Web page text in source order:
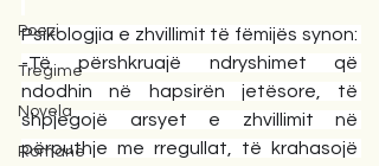
Poezi
Tregime
Novela
Romane
Psikologjia e zhvillimit të fëmijës synon:
-Të përshkruajë ndryshimet që
ndodhin në hapsirën jetësore, të
shpjegojë arsyet e zhvillimit në
përputhje me rregullat, të krahasojë